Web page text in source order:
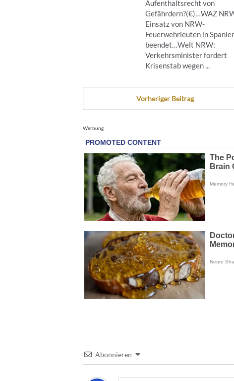
Aufenthaltsrecht von
Gefährdern?(€)…WAZ
Einsatz von NRW-
Feuerwehrleuten in
beendet…Welt NRW:
Verkehrsminister fordert
Krisenstab wegen ...
Vorheriger Beitrag
Werbung
Abonnieren